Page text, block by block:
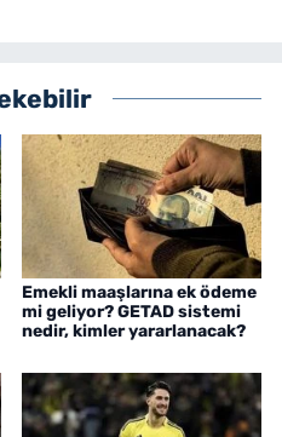
Emekli maaşlarına ek ödeme
mi geliyor? GETAD sistemi
nedir, kimler yararlanacak?